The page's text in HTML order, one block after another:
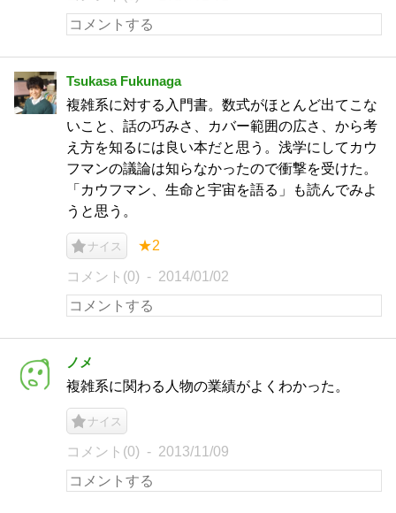
Tsukasa Fukunaga
複雑系に対する入門書。数式がほとんど出てこな
いこと、話の巧みさ、カバー範囲の広さ、から考
え方を知るには良い本だと思う。浅学にしてカウ
フマンの議論は知らなかったので衝撃を受けた。
「カウフマン、生命と宇宙を語る」も読んでみよ
うと思う。
ナイス ★2
コメント(0) 2014/01/02
ノメ
複雑系に関わる人物の業績がよくわかった。
ナイス
コメント(0) 2013/11/09